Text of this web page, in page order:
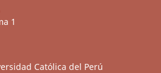
1
Católica del Perú